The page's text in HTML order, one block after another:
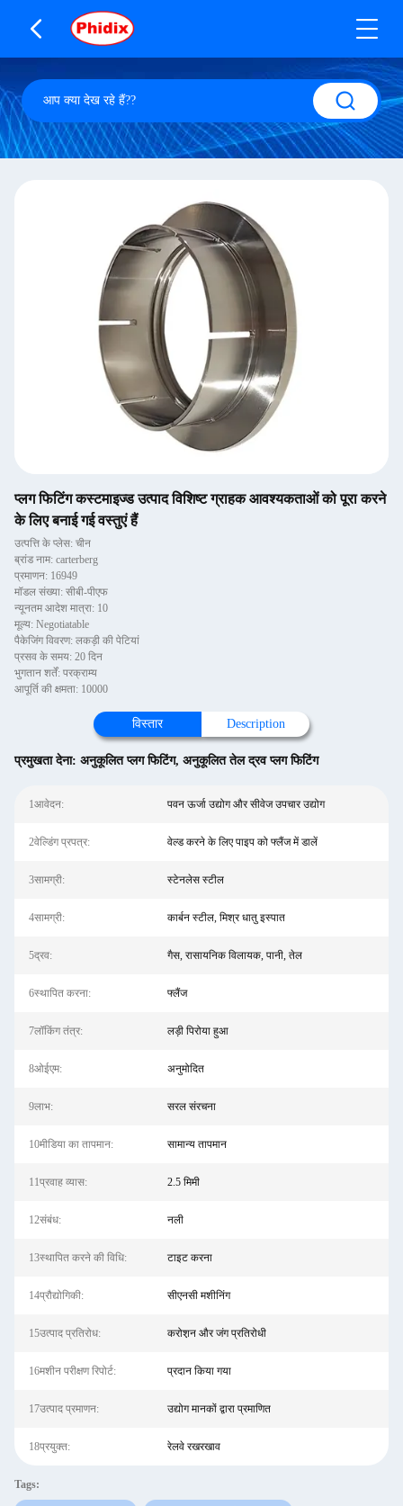
प्लग फिटिंग कस्टमाइज्ड उत्पाद विशिष्ट ग्राहक आवश्यकताओं को पूरा करने
के लिए बनाई गई वस्तुएं हैं
उत्पत्ति के प्लेस: चीन
ब्रांड नाम: carterberg
प्रमाणन: 16949
मॉडल संख्या: सीबी-पीएफ
न्यूनतम आदेश मात्रा: 10
मूल्य: Negotiatable
पैकेजिंग विवरण: लकड़ी की पेटियां
प्रसव के समय: 20 दिन
भुगतान शर्तें: परक्राम्य
आपूर्ति की क्षमता: 10000
विस्तार Description
प्रमुखता देना: अनुकूलित प्लग फिटिंग, अनुकूलित तेल द्रव प्लग फिटिंग
1आवेदन: पवन ऊर्जा उद्योग और सीवेज उपचार उद्योग
2वेल्डिंग प्रपत्र: वेल्ड करने के लिए पाइप को फ्लैंज में डालें
3सामग्री: स्टेनलेस स्टील
4सामग्री: कार्बन स्टील, मिश्र धातु इस्पात
5द्रव: गैस, रासायनिक विलायक, पानी, तेल
6स्थापित करना: फ्लैंज
7लॉकिंग तंत्र: लड़ी पिरोया हुआ
8ओईएम: अनुमोदित
9लाभ: सरल संरचना
10मीडिया का तापमान: सामान्य तापमान
11प्रवाह व्यास: 2.5 मिमी
12संबंध: नली
13स्थापित करने की विधि: टाइट करना
14प्रौद्योगिकी: सीएनसी मशीनिंग
15उत्पाद प्रतिरोध: करोश़न और जंग प्रतिरोधी
16मशीन परीक्षण रिपोर्ट: प्रदान किया गया
17उत्पाद प्रमाणन: उद्योग मानकों द्वारा प्रमाणित
18प्रयुक्त: रेलवे रखरखाव
Tags: